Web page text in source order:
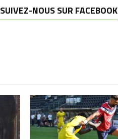
SUIVEZ-NOUS SUR FACEBOOK